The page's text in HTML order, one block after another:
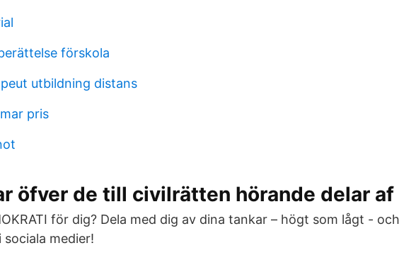
förskola
utbildning distans
pris
öfver de till civilrätten hörande delar af
för dig? Dela med dig av dina tankar – högt som lågt - och
medier!